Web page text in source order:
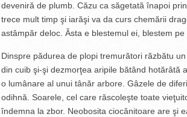
deveniră de plumb. Căzu ca săgetată înapoi
trece mult timp şi iarăşi va da curs chemării
astâmpăr deloc. Ăsta e blestemul ei, blestem
Dinspre pădurea de plopi tremurători răzbătu
din cuib şi-şi dezmorţea aripile bătând
o lumânare al unui tânăr arbore. Gâzele de
odihnă. Soarele, cel care răscoleşte toate
îndemna la zbor. Neobosita ciocănitoare are şi